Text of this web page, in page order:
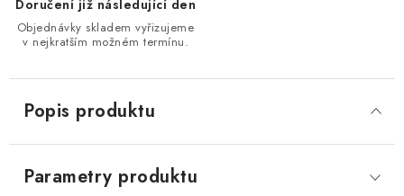
Doručení již následující den
Objednávky skladem vyřizujeme
v nejkratším možném termínu.
Popis produktu
Parametry produktu